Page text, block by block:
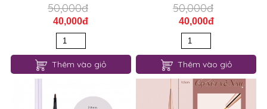
50,000đ
40,000đ
Thêm vào giỏ
50,000đ
40,000đ
Thêm vào giỏ